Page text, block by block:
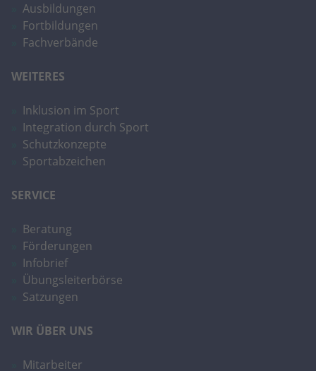
Ausbildungen
Fortbildungen
Fachverbände
WEITERES
Inklusion im Sport
Integration durch Sport
Schutzkonzepte
Sportabzeichen
SERVICE
Beratung
Förderungen
Infobrief
Übungsleiterbörse
Satzungen
WIR ÜBER UNS
Mitarbeiter